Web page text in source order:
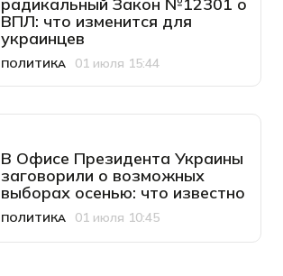
ВПЛ: что изменится для
украинцев
Категория
ПОЛИТИКА
Дата публикации
01 июля 15:44
В Офисе Президента Украины
заговорили о возможных
выборах осенью: что известно
Категория
ПОЛИТИКА
Дата публикации
01 июля 10:45